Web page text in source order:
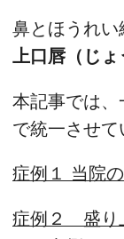
鼻とほうれい
上口唇（じょ
本記事では、
で統一させて
症例１ 当院
症例２ 盛り